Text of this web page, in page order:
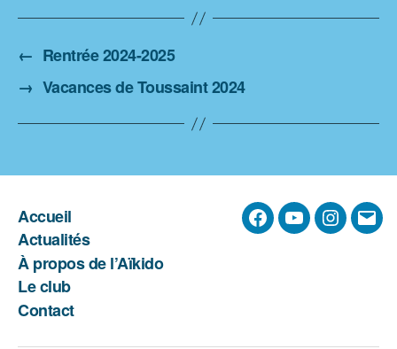
← Rentrée 2024-2025
→ Vacances de Toussaint 2024
Accueil
Actualités
À propos de l’Aïkido
Le club
Contact
FacebookYouTube E-